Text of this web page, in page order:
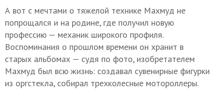
А вот с мечтами о тяжелой технике Махмуд не
попрощался и на родине, где получил новую
профессию — механик широкого профиля.
Воспоминания о прошлом времени он хранит в
старых альбомах — судя по фото, изобретателем
Махмуд был всю жизнь: создавал сувенирные фигурки
из оргстекла, собирал трехколесные мотороллеры.